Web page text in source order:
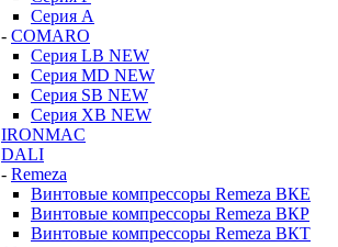
Серия А
- COMARO
Серия LB NEW
Серия MD NEW
Серия SB NEW
Серия XB NEW
IRONMAC
DALI
- Remeza
Винтовые компрессоры Remeza ВКЕ
Винтовые компрессоры Remeza ВКР
Винтовые компрессоры Remeza ВКТ